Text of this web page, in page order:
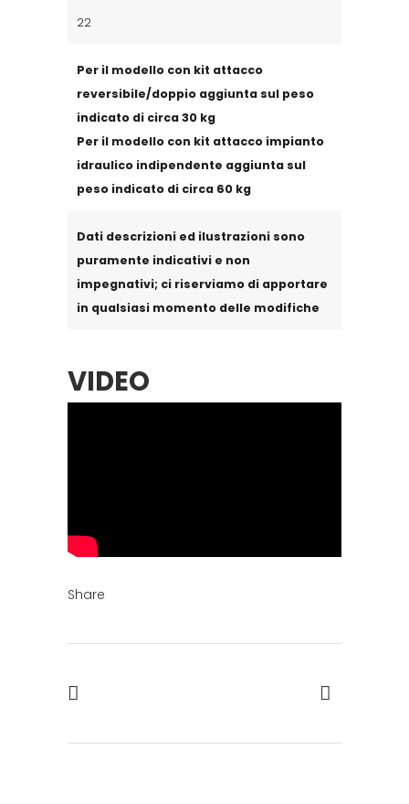
22
Per il modello con kit attacco
reversibile/doppio aggiunta sul peso
indicato di circa 30 kg
Per il modello con kit attacco impianto
idraulico indipendente aggiunta sul
peso indicato di circa 60 kg
Dati descrizioni ed ilustrazioni sono
puramente indicativi e non
impegnativi; ci riserviamo di apportare
in qualsiasi momento delle modifiche
VIDEO
Share